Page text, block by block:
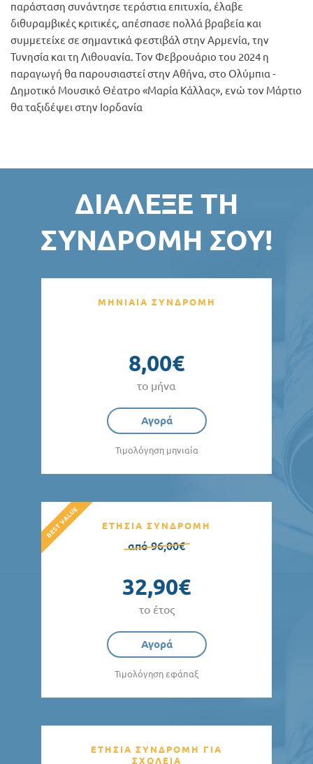
παράσταση συνάντησε τεράστια επιτυχία, έλαβε
διθυραμβικές κριτικές, απέσπασε πολλά βραβεία και
συμμετείχε σε σημαντικά φεστιβάλ στην Αρμενία, την
Τυνησία και τη Λιθουανία. Tον Φεβρουάριο του 2024 η
παραγωγή θα παρουσιαστεί στην Αθήνα, στο Ολύμπια -
Δημοτικό Μουσικό Θέατρο «Μαρία Κάλλας», ενώ τον Μάρτιο
θα ταξιδέψει στην Ιορδανία
ΔΙΆΛΕΞΕ ΤΗ
ΣΥΝΔΡΟΜΉ ΣΟΥ!
ΜΗΝΙΑΙΑ ΣΥΝΔΡΟΜΗ
8,00€
το μήνα
Αγορά
Τιμολόγηση μηνιαία
ΕΤΗΣΙΑ ΣΥΝΔΡΟΜΗ
από 96,00€
32,90€
το έτος
Αγορά
Τιμολόγηση εφάπαξ
ΕΤΗΣΙΑ ΣΥΝΔΡΟΜΗ ΓΙΑ
ΣΧΟΛΕΙΑ